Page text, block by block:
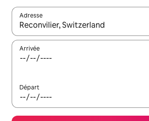
Adresse
Lorsque les résultats s'affichent, utilisez
Arrivée
Départ